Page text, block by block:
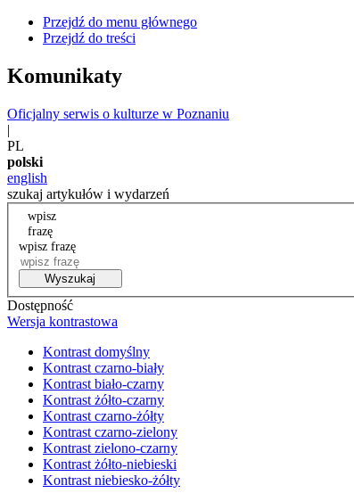
Przejdź do menu głównego
Przejdź do treści
Komunikaty
Oficjalny serwis o kulturze w Poznaniu
|
PL
polski
english
szukaj artykułów i wydarzeń
wpisz
frazę
wpisz frazę
Wyszukaj
Dostępność
Wersja kontrastowa
Kontrast domyślny
Kontrast czarno-biały
Kontrast biało-czarny
Kontrast żółto-czarny
Kontrast czarno-żółty
Kontrast czarno-zielony
Kontrast zielono-czarny
Kontrast żółto-niebieski
Kontrast niebiesko-żółty